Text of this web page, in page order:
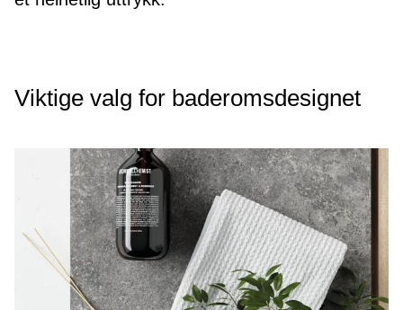
Viktige valg for baderomsdesignet